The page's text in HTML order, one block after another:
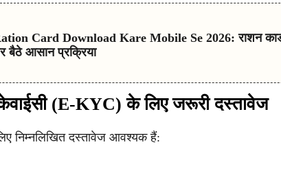
Card Download Kare Mobile Se 2026: राशन
बैठे आसान प्रक्रिया
केवाईसी (e-KYC) के लिए जरूरी दस्तावेज
निम्नलिखित दस्तावेज आवश्यक हैं: